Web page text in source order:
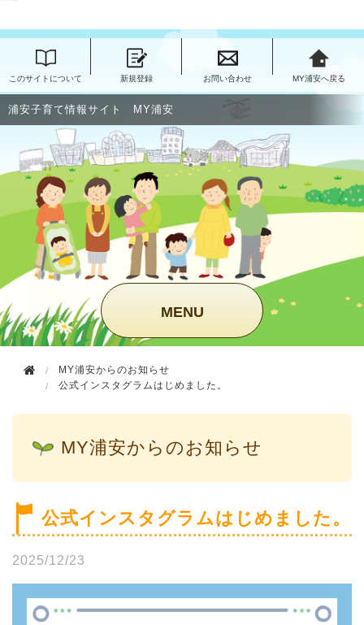
このサイトについて 新規登録 お問い合わせ MY浦安へ戻る
浦安子育て情報サイト MY浦安
MENU
MY浦安からのお知らせ
公式インスタグラムはじめました。
MY浦安からのお知らせ
公式インスタグラムはじめました。
2025/12/23